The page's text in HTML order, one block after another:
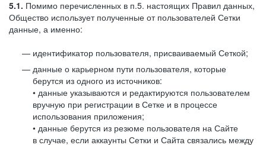
5.1. Помимо перечисленных в п.5. настоящих Правил данных,
Общество использует полученные от пользователей Сетки
данные, а именно:
идентификатор пользователя, присваиваемый Сеткой;
данные о карьерном пути пользователя, которые
берутся из одного из источников:
• данные указываются и редактируются пользователем
вручную при регистрации в Сетке и в процессе
использования приложения;
• данные берутся из резюме пользователя на Сайте
в случае, если аккаунты Сетки и Сайта связались между